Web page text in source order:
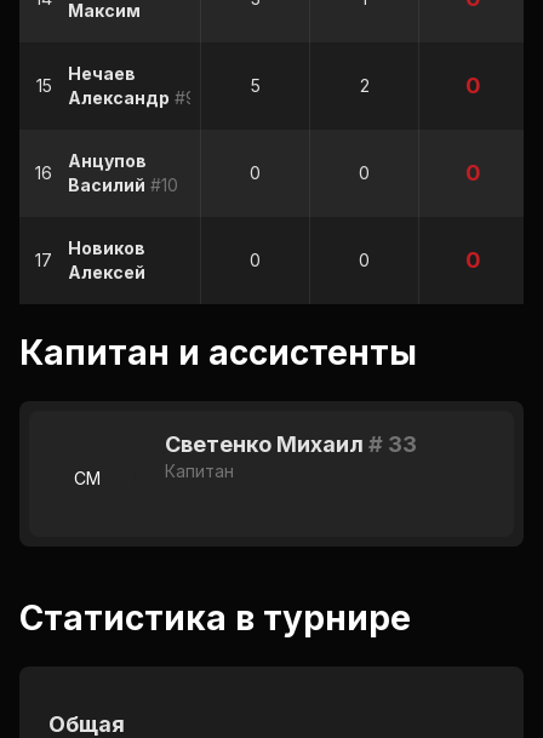
Максим
15
Нечаев
Александр #9
5 2 0
16
Анцупов
Василий #10
0 0 0
17
Новиков
Алексей
0 0 0
Капитан и ассистенты
СМ
Светенко Михаил # 33
Капитан
Статистика в турнире
Общая